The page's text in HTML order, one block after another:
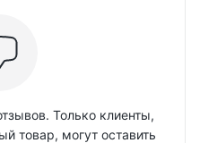
Только клиенты,
товар, могут оставить